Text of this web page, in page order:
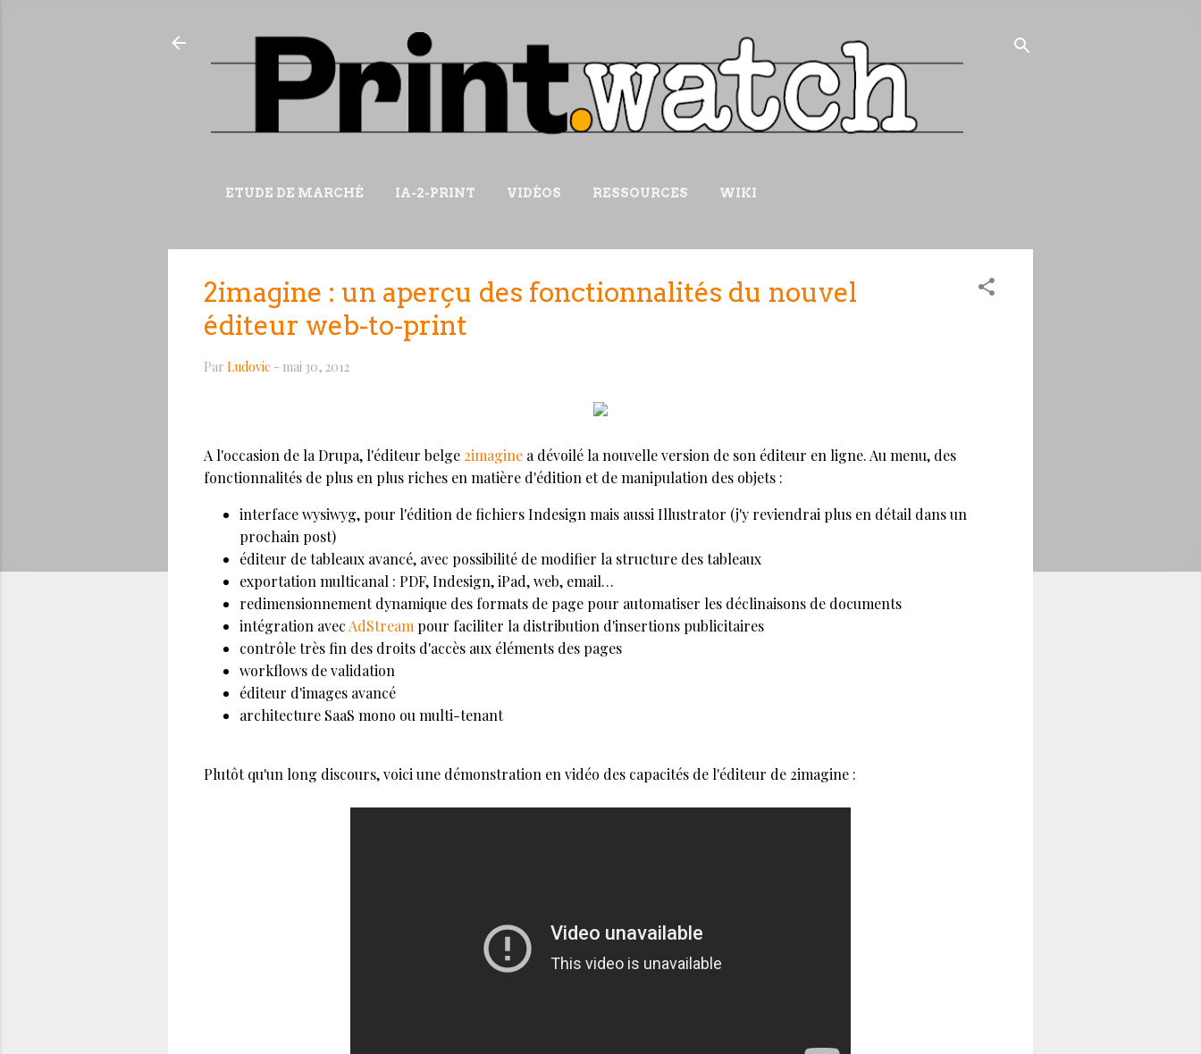
ETUDE DE MARCHÉ IA-2-PRINT VIDÉOS RESSOURCES WIKI
2imagine : un aperçu des fonctionnalités du nouvel
éditeur web-to-print
Par Ludovic - mai 30, 2012
A l'occasion de la Drupa, l'éditeur belge 2imagine a dévoilé la nouvelle version de son éditeur en ligne. Au menu, des
fonctionnalités de plus en plus riches en matière d'édition et de manipulation des objets :
interface wysiwyg, pour l'édition de fichiers Indesign mais aussi Illustrator (j'y reviendrai plus en détail dans un
prochain post)
éditeur de tableaux avancé, avec possibilité de modifier la structure des tableaux
exportation multicanal : PDF, Indesign, iPad, web, email…
redimensionnement dynamique des formats de page pour automatiser les déclinaisons de documents
intégration avec AdStream pour faciliter la distribution d'insertions publicitaires
contrôle très fin des droits d'accès aux éléments des pages
workflows de validation
éditeur d'images avancé
architecture SaaS mono ou multi-tenant
Plutôt qu'un long discours, voici une démonstration en vidéo des capacités de l'éditeur de 2imagine :